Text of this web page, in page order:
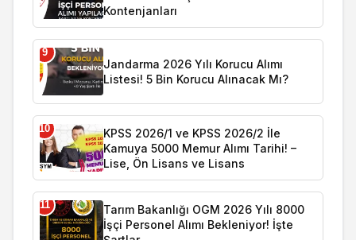
Kontenjanları
9
Jandarma 2026 Yılı Korucu Alımı
Listesi! 5 Bin Korucu Alınacak Mı?
10
KPSS 2026/1 ve KPSS 2026/2 İle
Kamuya 5000 Memur Alımı Tarihi! –
Lise, Ön Lisans ve Lisans
11
Tarım Bakanlığı OGM 2026 Yılı 8000
İşçi Personel Alımı Bekleniyor! İşte